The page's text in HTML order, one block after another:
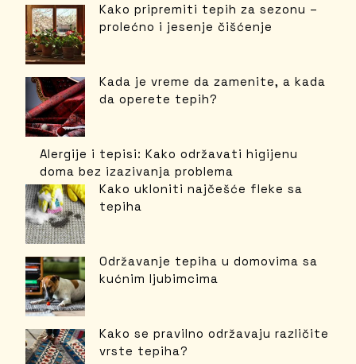
Kako pripremiti tepih za sezonu –
prolećno i jesenje čišćenje
Kada je vreme da zamenite, a kada
da operete tepih?
Alergije i tepisi: Kako održavati higijenu
doma bez izazivanja problema
Kako ukloniti najčešće fleke sa
tepiha
Održavanje tepiha u domovima sa
kućnim ljubimcima
Kako se pravilno održavaju različite
vrste tepiha?